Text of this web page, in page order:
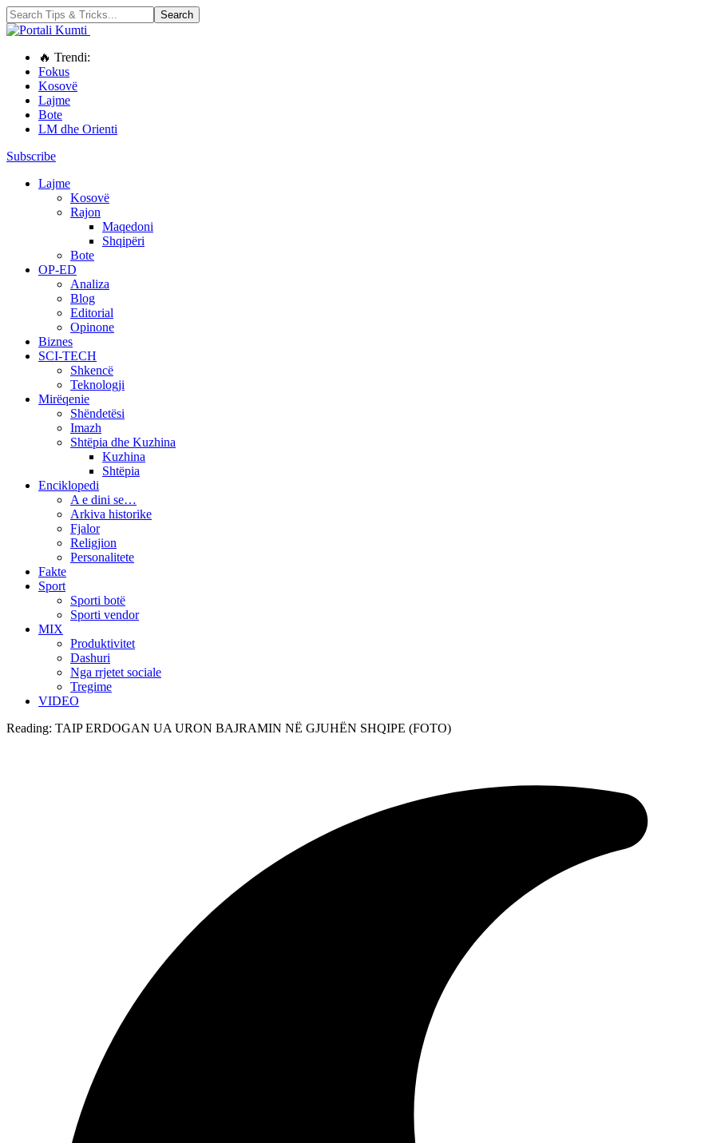
🔥 Trendi:
Fokus
Kosovë
Lajme
Bote
LM dhe Orienti
Subscribe
Lajme
Kosovë
Rajon
Maqedoni
Shqipëri
Bote
OP-ED
Analiza
Blog
Editorial
Opinone
Biznes
SCI-TECH
Shkencë
Teknologji
Mirëqenie
Shëndetësi
Imazh
Shtëpia dhe Kuzhina
Kuzhina
Shtëpia
Enciklopedi
A e dini se…
Arkiva historike
Fjalor
Religjion
Personalitete
Fakte
Sport
Sporti botë
Sporti vendor
MIX
Produktivitet
Dashuri
Nga rrjetet sociale
Tregime
VIDEO
Reading: TAIP ERDOGAN UA URON BAJRAMIN NË GJUHËN SHQIPE (FOTO)